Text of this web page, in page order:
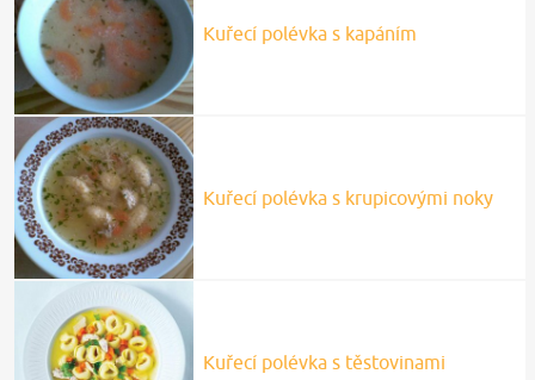
Kuřecí polévka s kapáním
Kuřecí polévka s krupicovými noky
Kuřecí polévka s těstovinami